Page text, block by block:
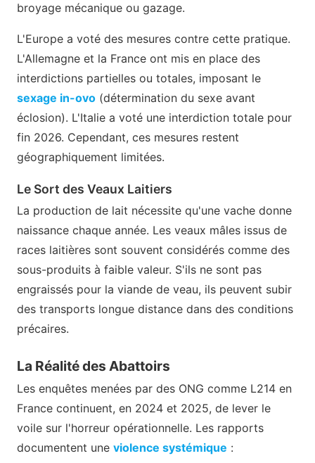
broyage mécanique ou gazage.
L'Europe a voté des mesures contre cette pratique.
L'Allemagne et la France ont mis en place des
interdictions partielles ou totales, imposant le
sexage in-ovo (détermination du sexe avant
éclosion). L'Italie a voté une interdiction totale pour
fin 2026. Cependant, ces mesures restent
géographiquement limitées.
Le Sort des Veaux Laitiers
La production de lait nécessite qu'une vache donne
naissance chaque année. Les veaux mâles issus de
races laitières sont souvent considérés comme des
sous-produits à faible valeur. S'ils ne sont pas
engraissés pour la viande de veau, ils peuvent subir
des transports longue distance dans des conditions
précaires.
La Réalité des Abattoirs
Les enquêtes menées par des ONG comme L214 en
France continuent, en 2024 et 2025, de lever le
voile sur l'horreur opérationnelle. Les rapports
documentent une violence systémique :